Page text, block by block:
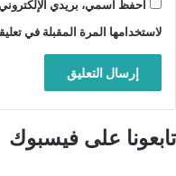
احفظ اسمي، بريدي
لاستخدامها المرة المقبلة في
تابعونا على فيسبوك